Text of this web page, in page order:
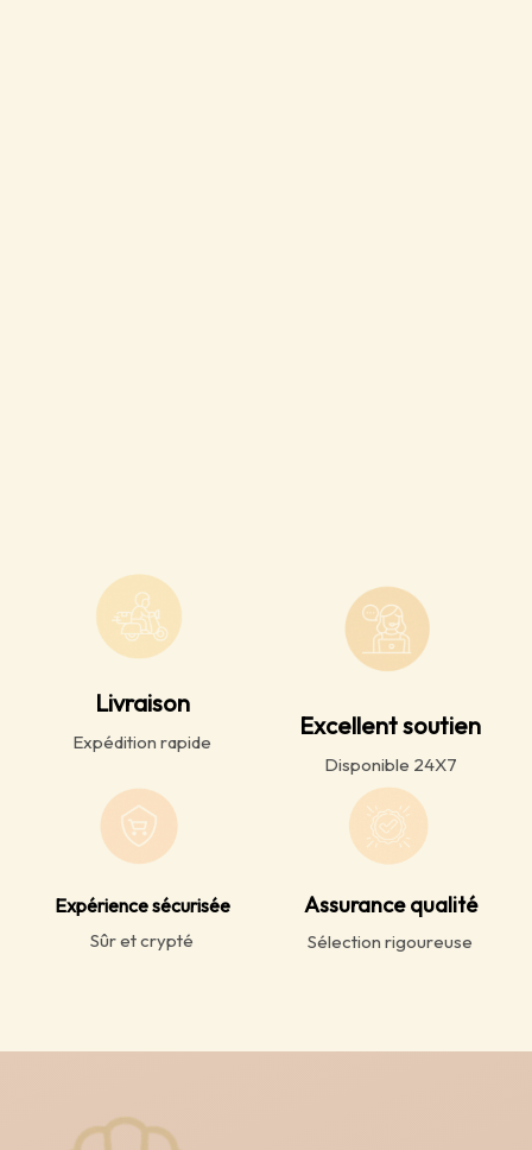
Livraison
Expédition rapide
Excellent soutien
Disponible 24X7
Expérience sécurisée
Sûr et crypté
Assurance qualité
Sélection rigoureuse